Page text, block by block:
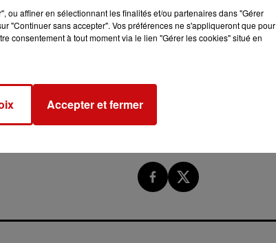
ou affiner en sélectionnant les finalités et/ou partenaires dans "Gérer
"Continuer sans accepter". Vos préférences ne s'appliqueront que pour
consentement à tout moment via le lien "Gérer les cookies" situé en
Accepter et fermer